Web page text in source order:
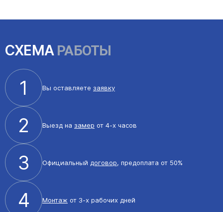
СХЕМАРАБОТЫ
1 Вы оставляете заявку
2 Выезд на замер от 4-х часов
3 Официальный договор, предоплата от 50%
4 Монтаж от 3-х рабочих дней